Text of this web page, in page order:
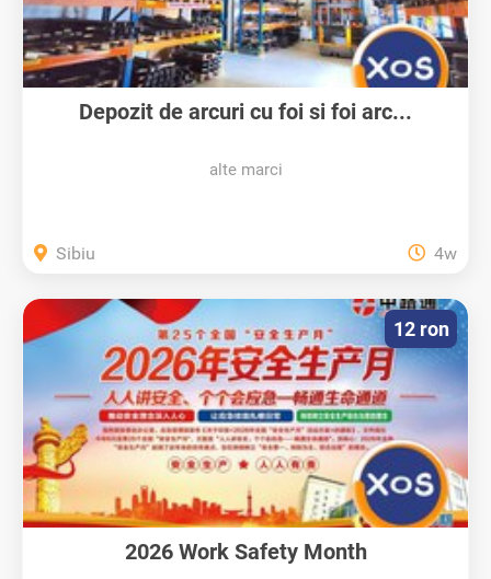
Depozit de arcuri cu foi si foi arc...
alte marci
Sibiu 4w
2026 Work Safety Month
12 ron